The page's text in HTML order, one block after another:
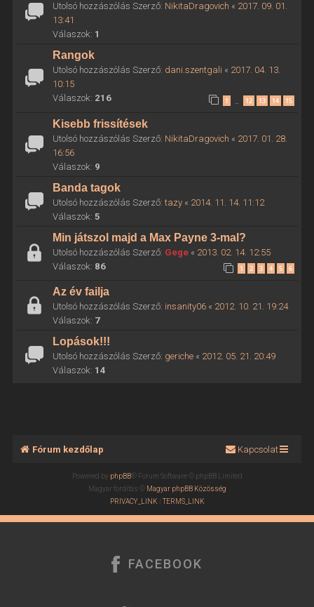
Utolsó hozzászólás Szerző: NikitaDragovich « 2017. 09. 01.
13:41
Válaszok: 1
Rangok
Utolsó hozzászólás Szerző: dani.szentgali « 2017. 04. 13.
10:15
Válaszok: 216 1 … 12 13 14 15
Kisebb frissítések
Utolsó hozzászólás Szerző: NikitaDragovich « 2017. 01. 28.
16:56
Válaszok: 9
Banda tagok
Utolsó hozzászólás Szerző: tazy« 2014. 11. 14. 11:12
Válaszok: 5
Min játszol majd a Max Payne 3-mal?
Utolsó hozzászólás Szerző: Gege« 2013. 02. 14. 12:55
Válaszok: 86 1 2 3 4 5 6
Az év failja
Utolsó hozzászólás Szerző: insanity06« 2012. 10. 21. 19:24
Válaszok: 7
Lopások!!!
Utolsó hozzászólás Szerző: geriche« 2012. 05. 21. 20:49
Válaszok: 14
Fórum kezdőlap Kapcsolat
Powered by phpBB® Forum Software © phpBB Limited
Magyar fordítás ©
Magyar phpBB Közösség
PRIVACY_LINK| TERMS_LINK
FACEBOOK